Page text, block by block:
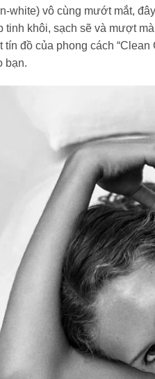
white) vô cùng mướt mắt,
tinh khôi, sạch sẽ và mượt
tín đồ của phong cách
bạn.